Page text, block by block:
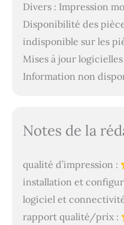
Divers : Impression
Disponibilité des
indisponible sur les
Mises à jour logicielles
Information non
Notes de la
qualité d’impression :
installation et
logiciel et
rapport qualité/prix :